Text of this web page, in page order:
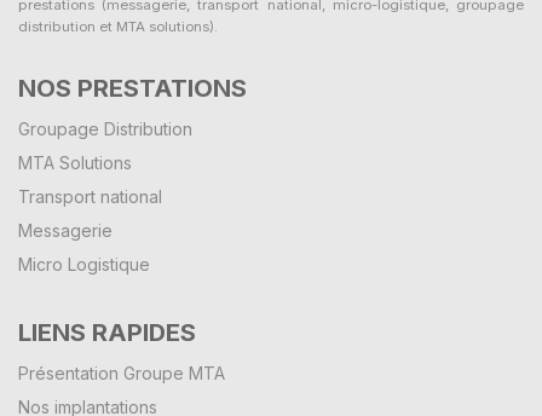
prestations (messagerie, transport national, micro-logistique, groupage
distribution et MTA solutions).
NOS PRESTATIONS
Groupage Distribution
MTA Solutions
Transport national
Messagerie
Micro Logistique
LIENS RAPIDES
Présentation Groupe MTA
Nos implantations